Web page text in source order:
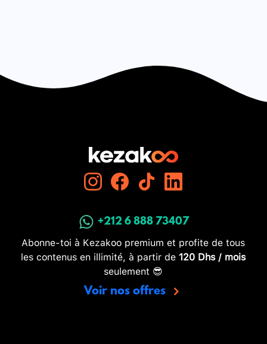
+212 6 888 73407
Abonne-toi à Kezakoo premium et profite de tous
les contenus en illimité, à partir de 120 Dhs / mois
seulement 😎
Voir nos offres